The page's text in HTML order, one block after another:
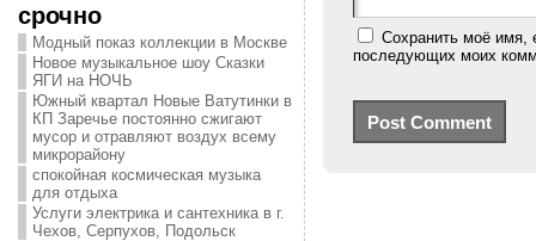
срочно
Модный показ коллекции в Москве
Новое музыкальное шоу Сказки
ЯГИ на НОЧЬ
Южный квартал Новые Ватутинки в
КП Заречье постоянно сжигают
мусор и отравляют воздух всему
микрорайону
спокойная космическая музыка
для отдыха
Услуги электрика и сантехника в г.
Чехов, Серпухов, Подольск
Сохранить моё имя,
последующих моих